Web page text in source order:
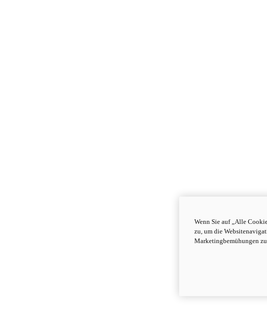
Wenn Sie auf „Alle
zu, um die
Marketingbemühungen